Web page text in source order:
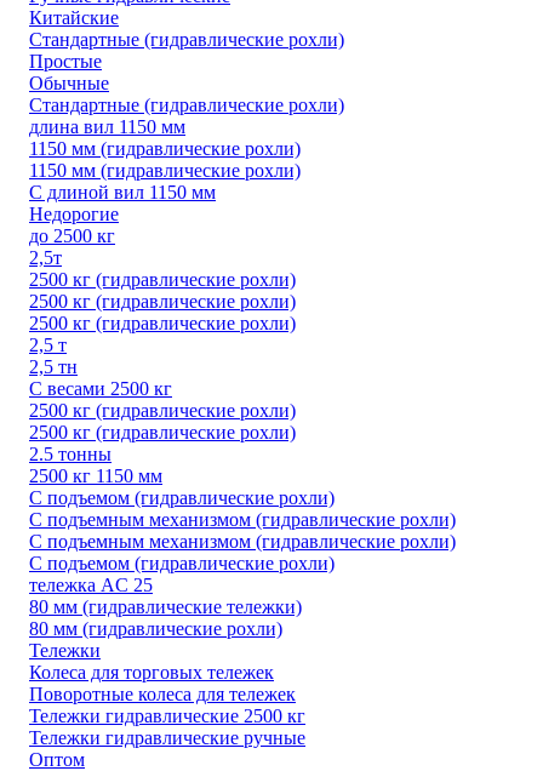
Китайские
Стандартные (гидравлические рохли)
Простые
Обычные
Стандартные (гидравлические рохли)
длина вил 1150 мм
1150 мм (гидравлические рохли)
1150 мм (гидравлические рохли)
С длиной вил 1150 мм
Недорогие
до 2500 кг
2,5т
2500 кг (гидравлические рохли)
2500 кг (гидравлические рохли)
2500 кг (гидравлические рохли)
2,5 т
2,5 тн
С весами 2500 кг
2500 кг (гидравлические рохли)
2500 кг (гидравлические рохли)
2.5 тонны
2500 кг 1150 мм
С подъемом (гидравлические рохли)
С подъемным механизмом (гидравлические рохли)
С подъемным механизмом (гидравлические рохли)
С подъемом (гидравлические рохли)
тележка AC 25
80 мм (гидравлические тележки)
80 мм (гидравлические рохли)
Тележки
Колеса для торговых тележек
Поворотные колеса для тележек
Тележки гидравлические 2500 кг
Тележки гидравлические ручные
Оптом